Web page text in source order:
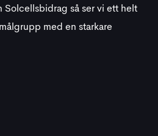
Solcellsbidrag så ser vi ett helt
med en starkare